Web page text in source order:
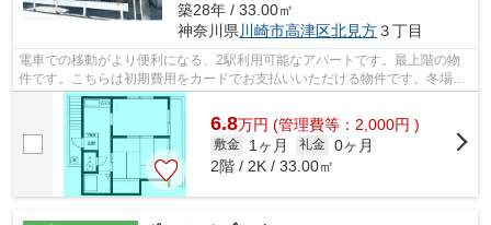
築28年 / 33.00㎡
神奈川県 川崎市高津区北見方３丁目
電車での移動がより便利になる、2駅利用可能なアパートです。最上階の物
件です。こちらは初期費用をカードでお支払いいただける物件です。冬場の
換気にも適した、風通しの良い湿気が溜...
6.8万円 (管理費等：2,000円 )
敷金 1ヶ月 礼金 0ヶ月
2階 / 2K / 33.00㎡